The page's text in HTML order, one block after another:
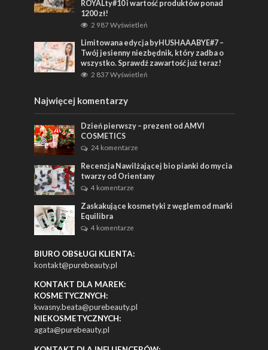
ROYALty#10 i wartość produktów ponad
1200 zł!
2 987 Wyświetleń
Limitowana edycja byHUSHAAABYE#7 –
Twój jesienny niezbędnik, który zadba o
wszystko. Sprawdź zawartość już teraz!
2 837 Wyświetleń
Najwięcej komentarzy
Dzień pierwszy – prezent od AMVI
COSMETICS
24 komentarze
Recenzja Nawilżającej bio pianki do mycia
twarzy od Orientany
4 komentarze
Zaskakujące kosmetyki z węglem od marki
Equilibra
4 komentarze
BIURO OBSŁUGI KLIENTA:
kontakt@purebeauty.pl
KONTAKT DLA MAREK:
KOSMETYCZNYCH:
kwasny.beata@purebeauty.pl
NIEKOSMETYCZNYCH:
agata@purebeauty.pl